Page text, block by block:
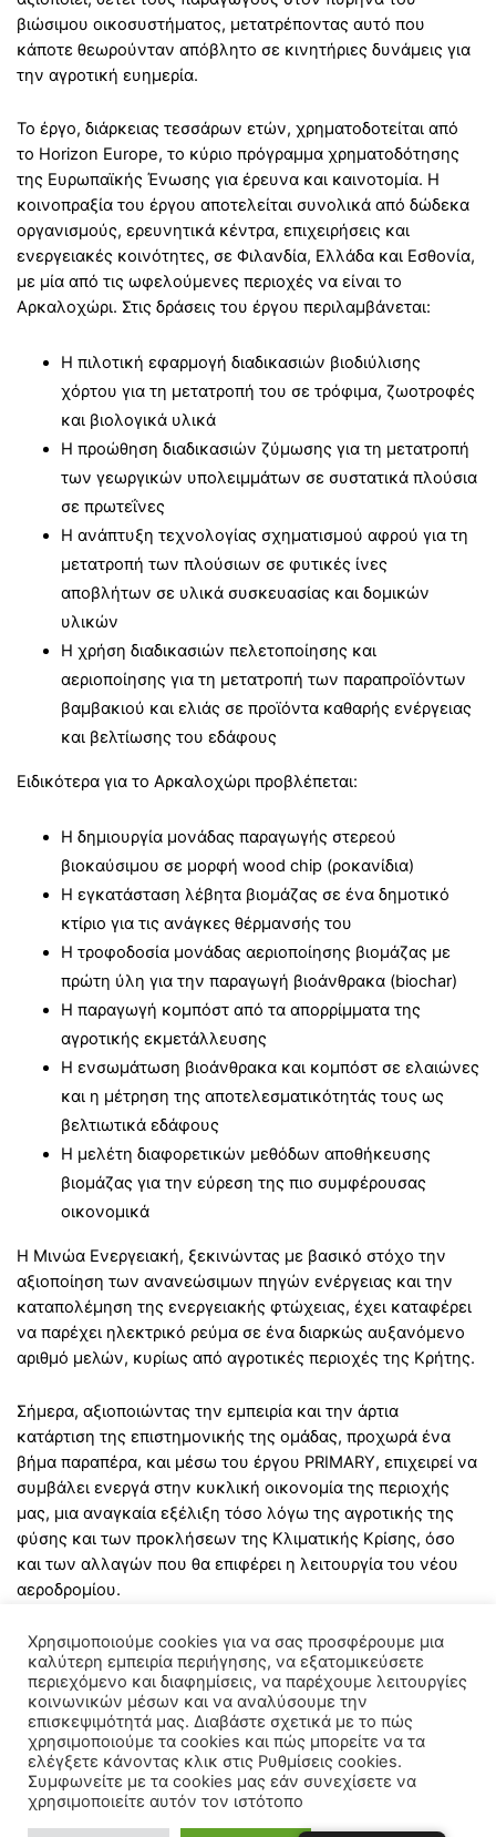
βιώσιμου οικοσυστήματος, μετατρέποντας αυτό που
κάποτε θεωρούνταν απόβλητο σε κινητήριες δυνάμεις για
την αγροτική ευημερία.
Το έργο, διάρκειας τεσσάρων ετών, χρηματοδοτείται από
το Horizon Europe, το κύριο πρόγραμμα χρηματοδότησης
της Ευρωπαϊκής Ένωσης για έρευνα και καινοτομία. Η
κοινοπραξία του έργου αποτελείται συνολικά από δώδεκα
οργανισμούς, ερευνητικά κέντρα, επιχειρήσεις και
ενεργειακές κοινότητες, σε Φιλανδία, Ελλάδα και Εσθονία,
με μία από τις ωφελούμενες περιοχές να είναι το
Αρκαλοχώρι. Στις δράσεις του έργου περιλαμβάνεται:
Η πιλοτική εφαρμογή διαδικασιών βιοδιύλισης
χόρτου για τη μετατροπή του σε τρόφιμα, ζωοτροφές
και βιολογικά υλικά
Η προώθηση διαδικασιών ζύμωσης για τη μετατροπή
των γεωργικών υπολειμμάτων σε συστατικά πλούσια
σε πρωτεΐνες
Η ανάπτυξη τεχνολογίας σχηματισμού αφρού για τη
μετατροπή των πλούσιων σε φυτικές ίνες
αποβλήτων σε υλικά συσκευασίας και δομικών
υλικών
Η χρήση διαδικασιών πελετοποίησης και
αεριοποίησης για τη μετατροπή των παραπροϊόντων
βαμβακιού και ελιάς σε προϊόντα καθαρής ενέργειας
και βελτίωσης του εδάφους
Ειδικότερα για το Αρκαλοχώρι προβλέπεται:
Η δημιουργία μονάδας παραγωγής στερεού
βιοκαύσιμου σε μορφή wood chip (ροκανίδια)
Η εγκατάσταση λέβητα βιομάζας σε ένα δημοτικό
κτίριο για τις ανάγκες θέρμανσής του
Η τροφοδοσία μονάδας αεριοποίησης βιομάζας με
πρώτη ύλη για την παραγωγή βιοάνθρακα (biochar)
Η παραγωγή κομπόστ από τα απορρίμματα της
αγροτικής εκμετάλλευσης
Η ενσωμάτωση βιοάνθρακα και κομπόστ σε ελαιώνες
και η μέτρηση της αποτελεσματικότητάς τους ως
βελτιωτικά εδάφους
Η μελέτη διαφορετικών μεθόδων αποθήκευσης
βιομάζας για την εύρεση της πιο συμφέρουσας
οικονομικά
Η Μινώα Ενεργειακή, ξεκινώντας με βασικό στόχο την
αξιοποίηση των ανανεώσιμων πηγών ενέργειας και την
καταπολέμηση της ενεργειακής φτώχειας, έχει καταφέρει
να παρέχει ηλεκτρικό ρεύμα σε ένα διαρκώς αυξανόμενο
αριθμό μελών, κυρίως από αγροτικές περιοχές της Κρήτης.
Σήμερα, αξιοποιώντας την εμπειρία και την άρτια
κατάρτιση της επιστημονικής της ομάδας, προχωρά ένα
βήμα παραπέρα, και μέσω του έργου PRIMARY, επιχειρεί να
συμβάλει ενεργά στην κυκλική οικονομία της περιοχής
μας, μια αναγκαία εξέλιξη τόσο λόγω της αγροτικής της
φύσης και των προκλήσεων της Κλιματικής Κρίσης, όσο
και των αλλαγών που θα επιφέρει η λειτουργία του νέου
αεροδρομίου.
Χρησιμοποιούμε cookies για να σας προσφέρουμε μια
καλύτερη εμπειρία περιήγησης, να εξατομικεύσετε
περιεχόμενο και διαφημίσεις, να παρέχουμε λειτουργίες
κοινωνικών μέσων και να αναλύσουμε την
επισκεψιμότητά μας. Διαβάστε σχετικά με το πώς
χρησιμοποιούμε τα cookies και πώς μπορείτε να τα
ελέγξετε κάνοντας κλικ στις Ρυθμίσεις cookies.
Συμφωνείτε με τα cookies μας εάν συνεχίσετε να
χρησιμοποιείτε αυτόν τον ιστότοπο